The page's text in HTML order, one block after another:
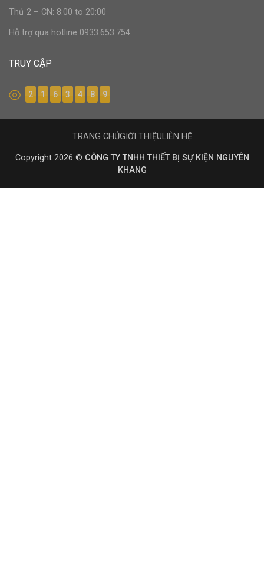
Thứ 2 – CN: 8:00 to 20:00
Hỗ trợ qua hotline 0933.653.754
TRUY CẬP
2 1 6 3 4 8 9
Copyright 2026 © CÔNG TY TNHH THIẾT BỊ SỰ KIỆN NGUYÊN
KHANG
TRANG CHỦGIỚI THIỆULIÊN HỆ